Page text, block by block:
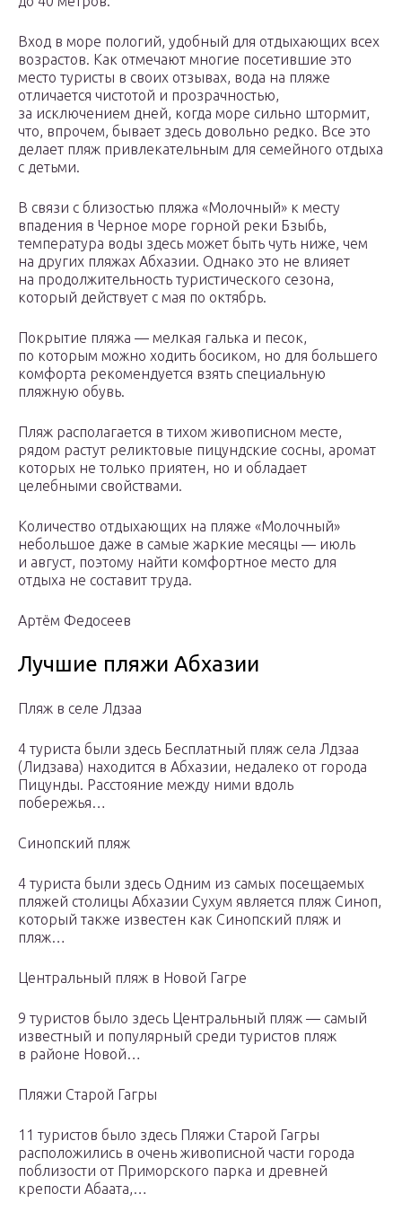
Вход в море пологий, удобный для отдыхающих всех
возрастов. Как отмечают многие посетившие это
место туристы в своих отзывах, вода на пляже
отличается чистотой и прозрачностью,
за исключением дней, когда море сильно штормит,
что, впрочем, бывает здесь довольно редко. Все это
делает пляж привлекательным для семейного отдыха
с детьми.
В связи с близостью пляжа «Молочный» к месту
впадения в Черное море горной реки Бзыбь,
температура воды здесь может быть чуть ниже, чем
на других пляжах Абхазии. Однако это не влияет
на продолжительность туристического сезона,
который действует с мая по октябрь.
Покрытие пляжа — мелкая галька и песок,
по которым можно ходить босиком, но для большего
комфорта рекомендуется взять специальную
пляжную обувь.
Пляж располагается в тихом живописном месте,
рядом растут реликтовые пицундские сосны, аромат
которых не только приятен, но и обладает
целебными свойствами.
Количество отдыхающих на пляже «Молочный»
небольшое даже в самые жаркие месяцы — июль
и август, поэтому найти комфортное место для
отдыха не составит труда.
Артём Федосеев
Лучшие пляжи Абхазии
Пляж в селе Лдзаа
4 туристa были здесь Бесплатный пляж села Лдзаа
(Лидзава) находится в Абхазии, недалеко от города
Пицунды. Расстояние между ними вдоль
побережья…
Синопский пляж
4 туристa были здесь Одним из самых посещаемых
пляжей столицы Абхазии Сухум является пляж Синоп,
который также известен как Синопский пляж и
пляж…
Центральный пляж в Новой Гагре
9 туристов было здесь Центральный пляж — самый
известный и популярный среди туристов пляж
в районе Новой…
Пляжи Старой Гагры
11 туристов было здесь Пляжи Старой Гагры
расположились в очень живописной части города
поблизости от Приморского парка и древней
крепости Абаата,…